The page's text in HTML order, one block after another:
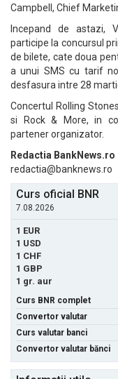
Campbell, Chief
Incepand de astazi,
participe la concursul
de bilete, cate doua
a unui SMS cu tarif
desfasura intre 28
Concertul Rolling
si Rock & More, in
partener organizator.
Redactia BankNews.ro
redactia@banknews.ro
Curs oficial BNR
7.08.2026
1 EUR
1 USD
1 CHF
1 GBP
1 gr. aur
Curs BNR complet
Convertor valutar
Curs valutar banci
Convertor valutar bănci